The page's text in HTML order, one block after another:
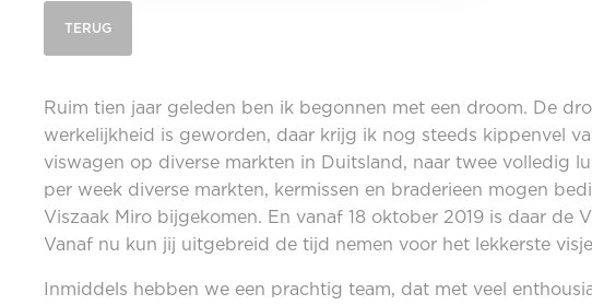
TERUG
Ruim tien jaar geleden ben ik begonnen met een droom. De
werkelijkheid is geworden, daar krijg ik nog steeds kippenvel
viswagen op diverse markten in Duitsland, naar twee volledig
per week diverse markten, kermissen en braderieen mogen
Viszaak Miro bijgekomen. En vanaf 18 oktober 2019 is daar de
Vanaf nu kun jij uitgebreid de tijd nemen voor het lekkerste
Inmiddels hebben we een prachtig team, dat met veel